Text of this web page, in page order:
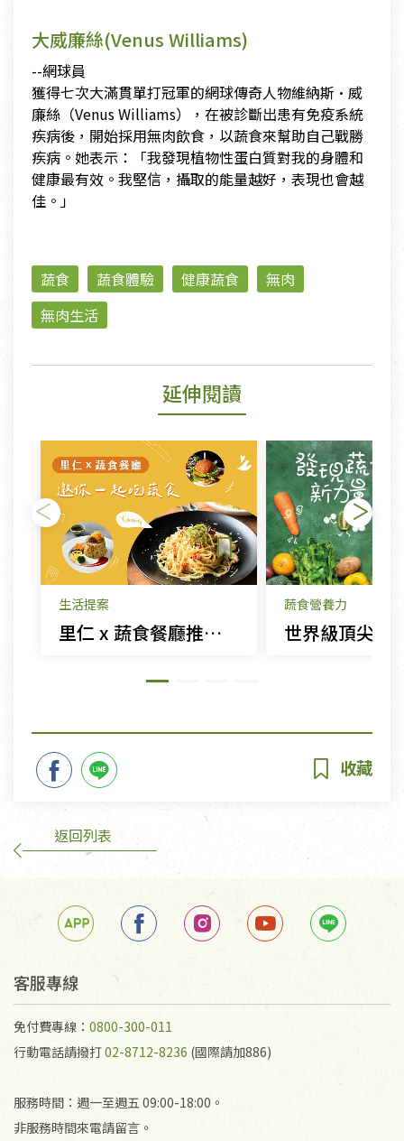
大威廉絲(Venus Williams)
--網球員
獲得七次大滿貫單打冠軍的網球傳奇人物維納斯·威
廉絲（Venus Williams），在被診斷出患有免疫系統
疾病後，開始採用無肉飲食，以蔬食來幫助自己戰勝
疾病。她表示：「我發現植物性蛋白質對我的身體和
健康最有效。我堅信，攝取的能量越好，表現也會越
佳。」
蔬食 蔬食體驗 健康蔬食
無肉
無肉生活
延伸閱讀
生活提案
里仁 x 蔬食餐廳推薦 邀你一起體驗蔬食
蔬食營養力
返回列表
客服專線
免付費專線： 0800-300-011
行動電話請撥打02-8712-8236 (國際請加886)
服務時間：週一至週五 09:00-18:00。
非服務時間來電請留言。